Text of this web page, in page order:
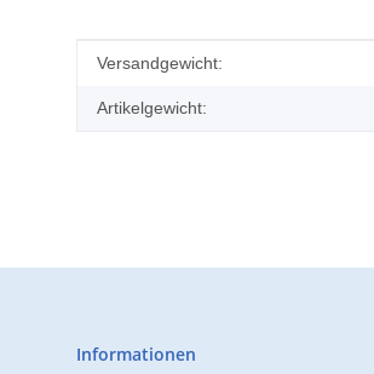
Produkteigenschaft
Wert
Versandgewicht:
Artikelgewicht:
Informationen